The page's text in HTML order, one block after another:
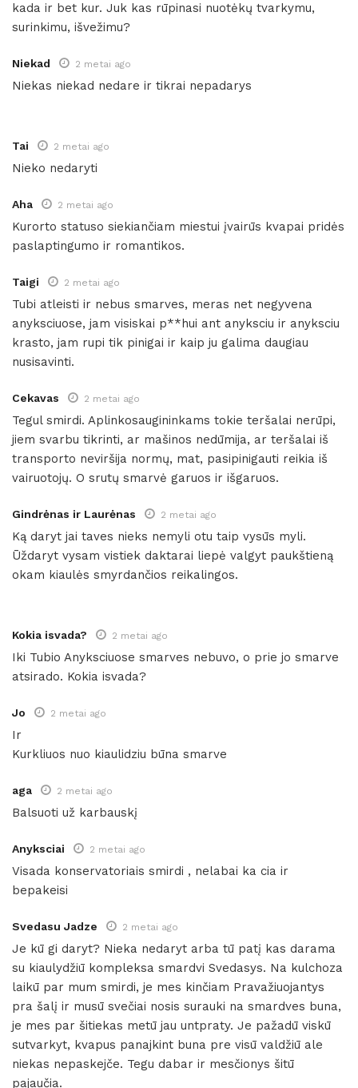
kada ir bet kur. Juk kas rūpinasi nuotėkų tvarkymu,
surinkimu, išvežimu?
Niekad 2 metai ago
Niekas niekad nedare ir tikrai nepadarys
Tai 2 metai ago
Nieko nedaryti
Aha 2 metai ago
Kurorto statuso siekiančiam miestui įvairūs kvapai pridės
paslaptingumo ir romantikos.
Taigi 2 metai ago
Tubi atleisti ir nebus smarves, meras net negyvena
anyksciuose, jam visiskai p**hui ant anyksciu ir anyksciu
krasto, jam rupi tik pinigai ir kaip ju galima daugiau
nusisavinti.
Cekavas 2 metai ago
Tegul smirdi. Aplinkosaugininkams tokie teršalai nerūpi,
jiem svarbu tikrinti, ar mašinos nedūmija, ar teršalai iš
transporto neviršija normų, mat, pasipinigauti reikia iš
vairuotojų. O srutų smarvė garuos ir išgaruos.
Gindrėnas ir Laurėnas 2 metai ago
Ką daryt jai taves nieks nemyli otu taip vysūs myli.
Ūždaryt vysam vistiek daktarai liepė valgyt paukštieną
okam kiaulės smyrdančios reikalingos.
Kokia isvada? 2 metai ago
Iki Tubio Anyksciuose smarves nebuvo, o prie jo smarve
atsirado. Kokia isvada?
Jo 2 metai ago
Ir
Kurkliuos nuo kiaulidziu būna smarve
aga 2 metai ago
Balsuoti už karbauskį
Anyksciai 2 metai ago
Visada konservatoriais smirdi , nelabai ka cia ir
bepakeisi
Svedasu Jadze 2 metai ago
Je kū gi daryt? Nieka nedaryt arba tū patį kas darama
su kiaulydžiū kompleksa smardvi Svedasys. Na kulchoza
laikū par mum smirdi, je mes kinčiam Pravažiuojantys
pra šalį ir musū svečiai nosis surauki na smardves buna,
je mes par šitiekas metū jau untpraty. Je pažadū viskū
sutvarkyt, kvapus panajkint buna pre visū valdžiū ale
niekas nepaskejče. Tegu dabar ir mesčionys šitū
pajaučia.